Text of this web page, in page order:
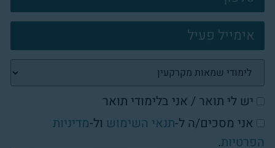
יש לי תואר / אני בלימודי תואר
אני מסכים/ה ל-תנאי השימוש ול-מדיניות
הפרטיות.